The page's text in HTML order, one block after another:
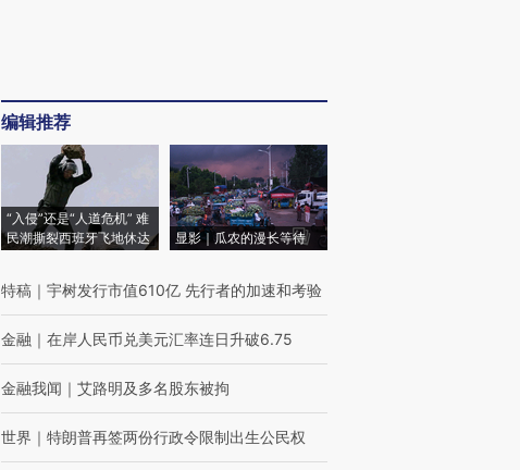
编辑推荐
“入侵”还是“人道危机” 难
民潮撕裂西班牙飞地休达
显影｜瓜农的漫长等待
特稿 ｜ 宇树发行市值610亿 先行者的加速和考验
金融 ｜ 在岸人民币兑美元汇率连日升破6.75
金融我闻 ｜ 艾路明及多名股东被拘
世界 ｜ 特朗普再签两份行政令限制出生公民权